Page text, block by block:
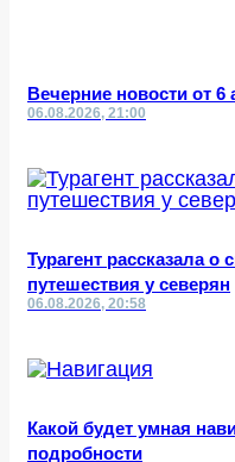
Вечерние новости от 6
06.08.2026, 21:00
Турагент рассказала о
путешествия у северян
06.08.2026, 20:58
Какой будет умная
подробности